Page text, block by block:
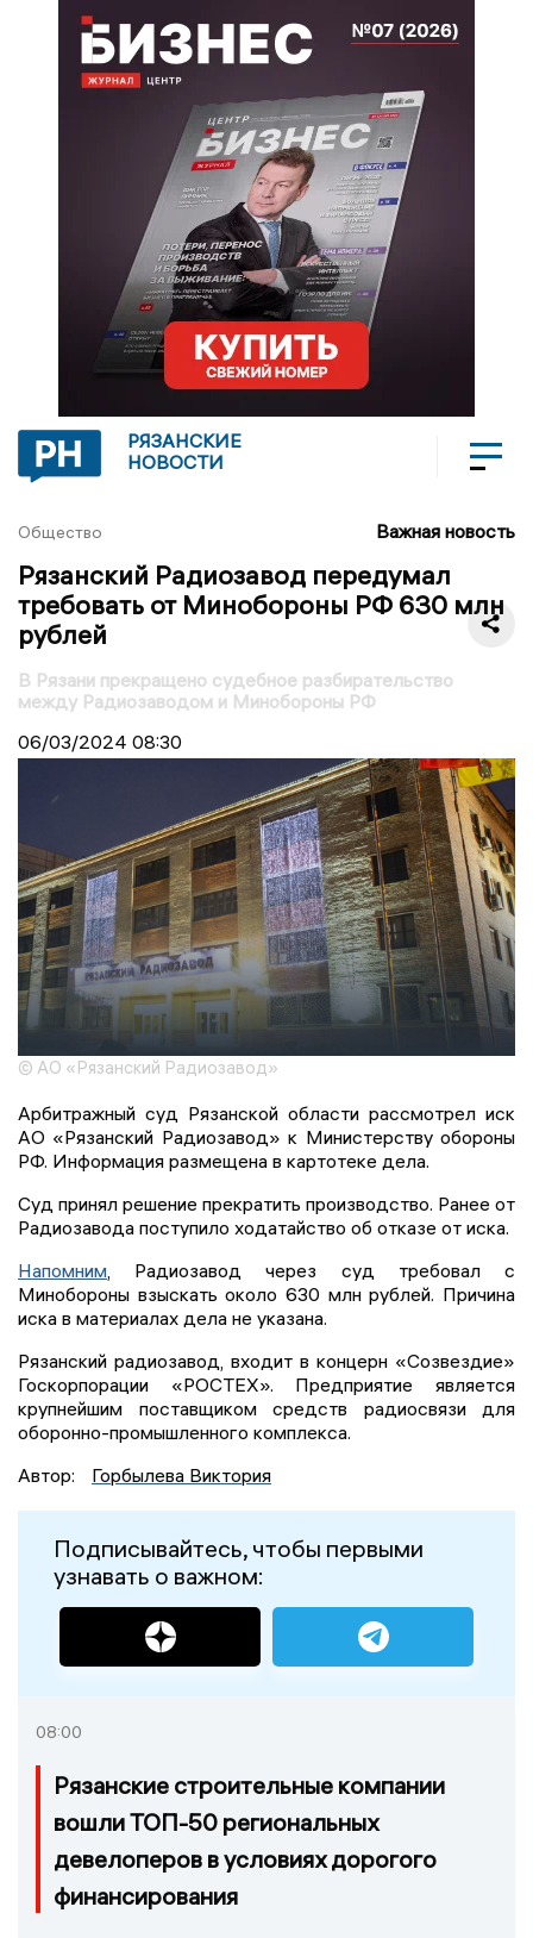
РЯЗАНСКИЕ
НОВОСТИ
Общество Важная новость
Рязанский Радиозавод передумал
требовать от Минобороны РФ 630 млн
рублей
В Рязани прекращено судебное разбирательство
между Радиозаводом и Минобороны РФ
06/03/2024 08:30
© АО «Рязанский Радиозавод»
Арбитражный суд Рязанской области рассмотрел иск
АО «Рязанский Радиозавод» к Министерству обороны
РФ. Информация размещена в картотеке дела.
Суд принял решение прекратить производство. Ранее от
Радиозавода поступило ходатайство об отказе от иска.
Напомним , Радиозавод через суд требовал с
Минобороны взыскать около 630 млн рублей. Причина
иска в материалах дела не указана.
Рязанский радиозавод, входит в концерн «Созвездие»
Госкорпорации «РОСТЕХ». Предприятие является
крупнейшим поставщиком средств радиосвязи для
оборонно-промышленного комплекса.
Автор:
Горбылева Виктория
Подписывайтесь, чтобы первыми
узнавать о важном:
08:00
Рязанские строительные компании
вошли ТОП-50 региональных
девелоперов в условиях дорогого
финансирования